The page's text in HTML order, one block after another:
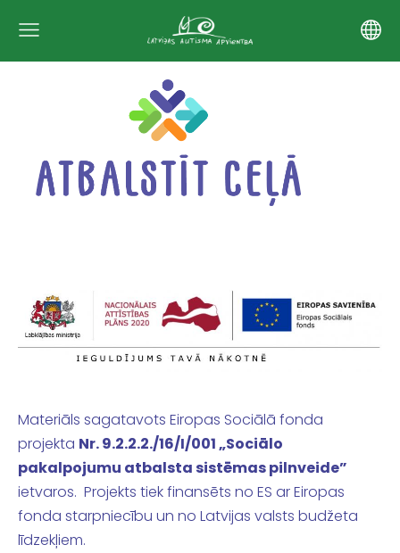
Materiāls sagatavots Eiropas Sociālā fonda
projekta Nr. 9.2.2.2./16/I/001 „Sociālo
pakalpojumu atbalsta sistēmas pilnveide”
ietvaros. Projekts tiek finansēts no ES ar Eiropas
fonda starpniecību un no Latvijas valsts budžeta
līdzekļiem.